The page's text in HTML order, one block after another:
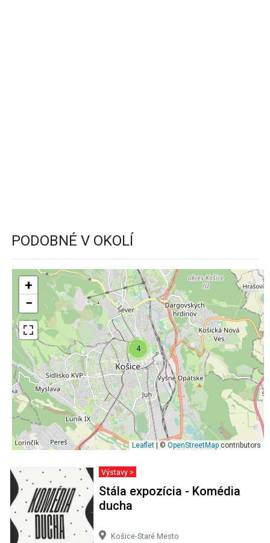
PODOBNÉ V OKOLÍ
4
+
−
Leaflet| © OpenStreetMap contributors
Výstavy >
Stála expozícia - Komédia
ducha
Košice-Staré Mesto